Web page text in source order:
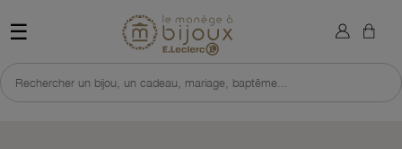
☰ Retour à l'accueil du site
Rechercher un bijou, un cadeau, mariage, baptême...
×